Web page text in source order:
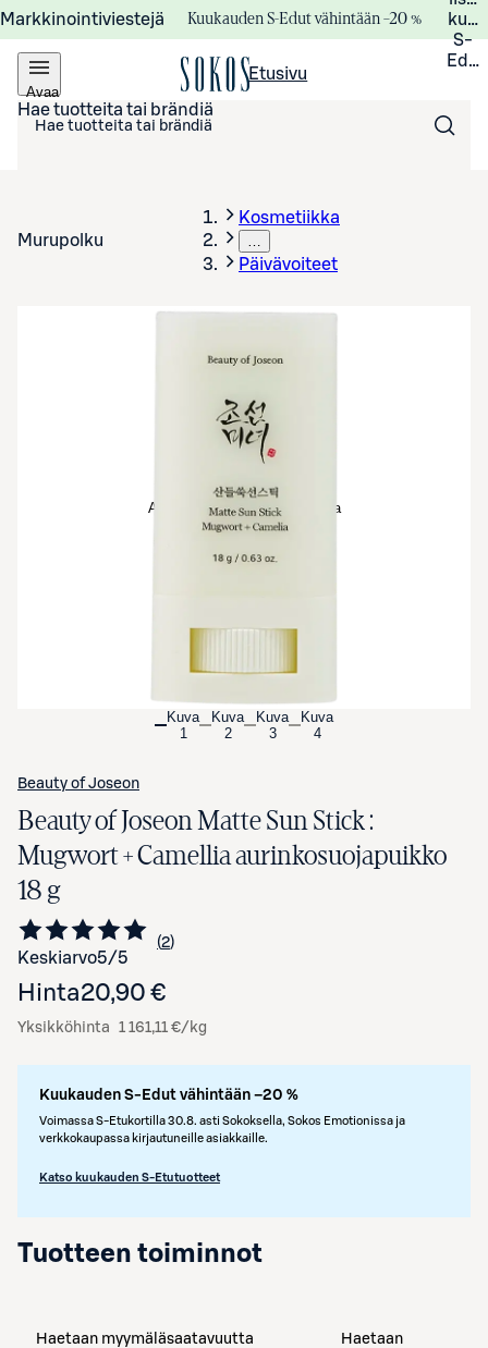
Markkinointiviestejä Kuukauden S-Edut vähintään –20 %
S-
Avaa
valikko
Etusivu
Hae tuotteita tai brändiä
Murupolku
Kosmetiikka
…
Päivävoiteet
Avaa tuotekuva suurennettuna
Kuva
1
Kuva
2
Kuva
3
Kuva
4
Beauty of Joseon
Beauty of Joseon Matte Sun Stick :
Mugwort + Camellia aurinkosuojapuikko
18 g
Keskiarvo5/5 Siirry arvioihin
2
kappaletta
Hinta20,90 €
Yksikköhinta 1 161,11 €/kg
Kuukauden S-Edut vähintään –20 %
Voimassa S-Etukortilla 30.8. asti Sokoksella, Sokos Emotionissa ja
verkkokaupassa kirjautuneille asiakkaille.
Katso kuukauden S-Etutuotteet
Tuotteen toiminnot
Haetaan myymäläsaatavuutta
Haetaan